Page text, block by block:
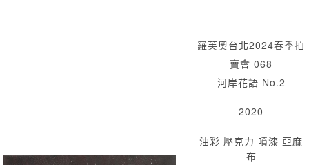
羅芙奧台北2024春季拍
賣會 068
河岸花語 No.2
2020
油彩 壓克力 噴漆 亞麻
布